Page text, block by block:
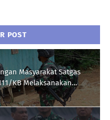
POST
Masyarakat Satgas
KB Melaksanakan